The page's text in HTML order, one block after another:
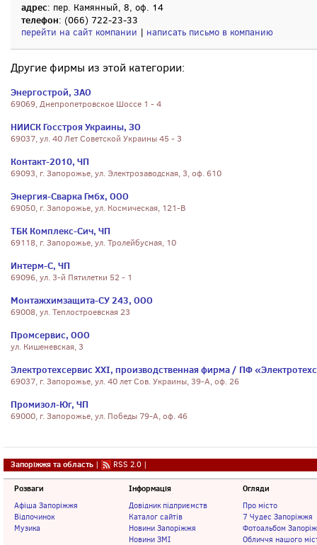
адрес: пер. Камянный, 8, оф. 14
телефон: (066) 722-23-33
перейти на сайт компании | написать письмо в компанию
Другие фирмы из этой категории:
Энергострой, ЗАО
69069, Днепропетровское Шоссе 1 - 4
НИИСК Госстроя Украины, ЗО
69037, ул. 40 Лет Советской Украины 45 - 3
Контакт-2010, ЧП
69093, г. Запорожье, ул. Электрозаводская, 3, оф. 610
Энергия-Сварка Гмбх, ООО
69050, г. Запорожье, ул. Космическая, 121-В
ТБК Комплекс-Сич, ЧП
69118, г. Запорожье, ул. Тролейбусная, 10
Интерм-С, ЧП
69096, ул. 3-й Пятилетки 52 - 1
Монтажхимзащита-СУ 243, ООО
69008, ул. Теплостроевская 23
Промсервис, ООО
ул. Кишеневская, 3
Электротехсервис ХХІ, производственная фирма / ПФ
69037, г. Запорожье, ул. 40 лет Сов. Украины, 39-А, оф. 26
Промизол-Юг, ЧП
69000, г. Запорожье, ул. Победы 79-А, оф. 46
Запоріжжя та область | RSS 2.0 |
Розваги
Афіша Запоріжжя
Відпочинок
Музика
Інформація
Довідник підприємств
Каталог сайтів
Новини Запоріжжя
Новини ЗМІ
Огляди
Про місто
7 Чудес Запоріжжя
Фотоальбом
Обличчя нашого